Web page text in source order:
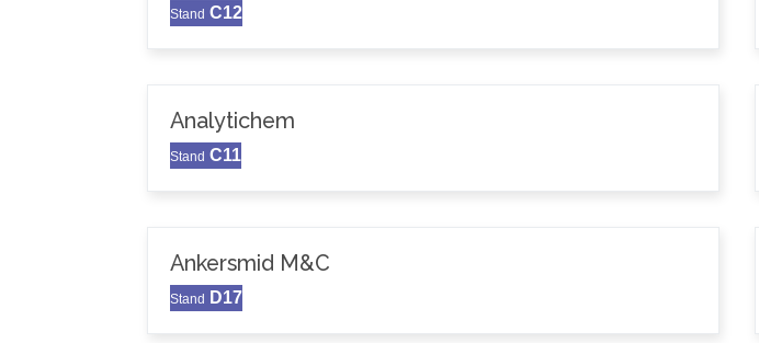
Stand C12
Analytichem
Stand C11
Ankersmid M&C
Stand D17